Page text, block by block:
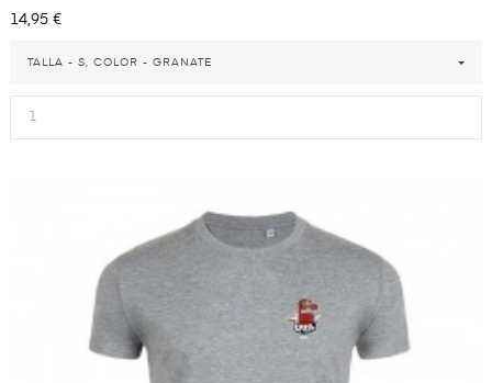
Precio
14,95 €
TALLA - S, COLOR - GRANATE